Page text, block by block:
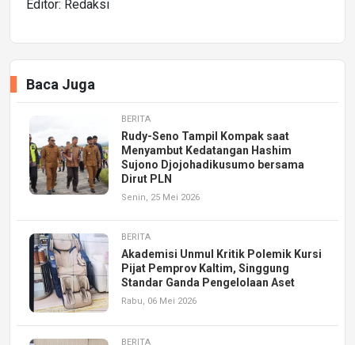
Editor: Redaksi
Baca Juga
BERITA
Rudy-Seno Tampil Kompak saat
Menyambut Kedatangan Hashim
Sujono Djojohadikusumo bersama
Dirut PLN
Senin, 25 Mei 2026
BERITA
Akademisi Unmul Kritik Polemik Kursi
Pijat Pemprov Kaltim, Singgung
Standar Ganda Pengelolaan Aset
Rabu, 06 Mei 2026
BERITA